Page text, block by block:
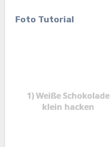
Foto Tutorial
1) Weiße Schokolade
klein hacken